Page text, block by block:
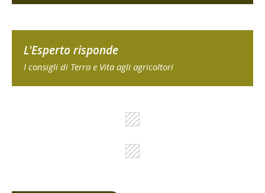
L'Esperto risponde
I consigli di Terra e Vita agli agricoltori